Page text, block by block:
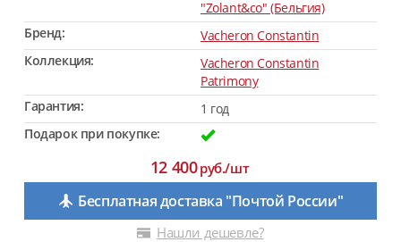
"Zolant&co" (Бельгия)
Бренд:
Vacheron Constantin
Коллекция:
Vacheron Constantin
Patrimony
Гарантия:
1 год
Подарок при покупке:
12 400руб./шт
Бесплатная доставка "Почтой России"
Нашли дешевле?